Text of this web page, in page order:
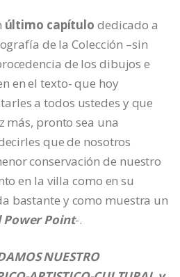
último capítulo dedicado a
de la Colección –sin
de los dibujos e
en el texto- que hoy
a todos ustedes y que
más, pronto sea una
que de nosotros
conservación de nuestro
en la villa como en su
bastante y como muestra un
Power Point-.
NUESTRO